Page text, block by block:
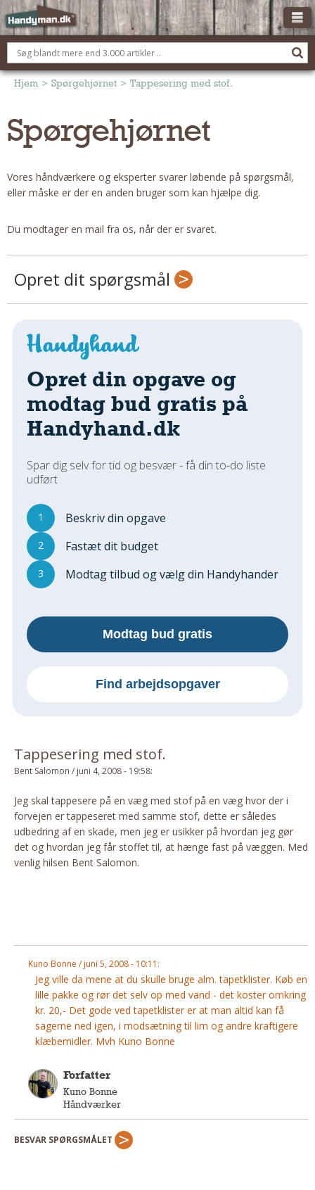
OM HANDYMAN.DK
FÅ 3 TILBUD
BOLIG KØBERÅDGIVNING
Montage Og Nybyg
Reparation Og Vedligehold
Om Materialer
Om Værktøj
Udskiftning Og Montage
Om Materialer
Tips Og Tests
VVS
Montage Og Udskiftning
Reparation Og Vedligehold
Varme Og Energi
Andet
MALER
Indendørs
Udendørs
Kan Det Males?
MURER
Reparationer
Om Materialer
HANDYMAN
Tips Og Tricks
Kemi
Andet
Båd
GARTNER
Andet
RENGØRING
Rengøring Af Overflader
Pletleksikon
Hjem > Spørgehjørnet > Tappesering med stof.
Spørgehjørnet
Vores håndværkere og eksperter svarer løbende på spørgsmål,
eller måske er der en anden bruger som kan hjælpe dig.
Du modtager en mail fra os, når der er svaret.
Opret dit spørgsmål
Opret din opgave og
modtag bud gratis på
Handyhand.dk
Spar dig selv for tid og besvær - få din to-do liste
udført
1 Beskriv din opgave
2 Fastæt dit budget
3 Modtag tilbud og vælg din Handyhander
Modtag bud gratis
Find arbejdsopgaver
Tappesering med stof.
Bent Salomon / juni 4, 2008 - 19:58:
Jeg skal tappesere på en væg med stof på en væg hvor der i
forvejen er tappeseret med samme stof, dette er således
udbedring af en skade, men jeg er usikker på hvordan jeg gør
det og hvordan jeg får stoffet til, at hænge fast på væggen. Med
venlig hilsen Bent Salomon.
Kuno Bonne / juni 5, 2008 - 10:11:
Jeg ville da mene at du skulle bruge alm. tapetklister. Køb en
lille pakke og rør det selv op med vand - det koster omkring
kr. 20,- Det gode ved tapetklister er at man altid kan få
sagerne ned igen, i modsætning til lim og andre kraftigere
klæbemidler. Mvh Kuno Bonne
Forfatter
Kuno Bonne
Håndværker
BESVAR SPØRGSMÅLET